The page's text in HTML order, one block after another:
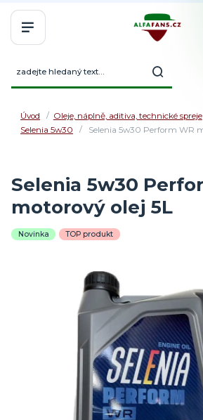
Úvod Oleje, náplně, aditiva, technické spreje
Selenia 5w30
Selenia 5w30 Perform WR
Selenia 5w30
motorový olej 5L
Novinka TOP produkt